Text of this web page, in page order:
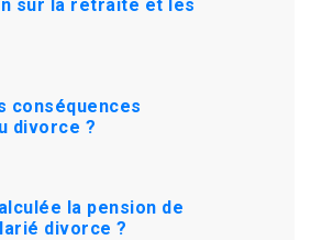
sur la retraite et les
conséquences
divorce ?
la pension de
divorce ?